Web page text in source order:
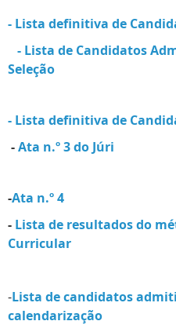
- Lista definitiva de
- Lista de Candidatos
Seleção
- Lista definitiva de
-Ata n.º 3 do Júri
-Ata n.º 4
- Lista de resultados do
Curricular
-Lista de candidatos
calendarização